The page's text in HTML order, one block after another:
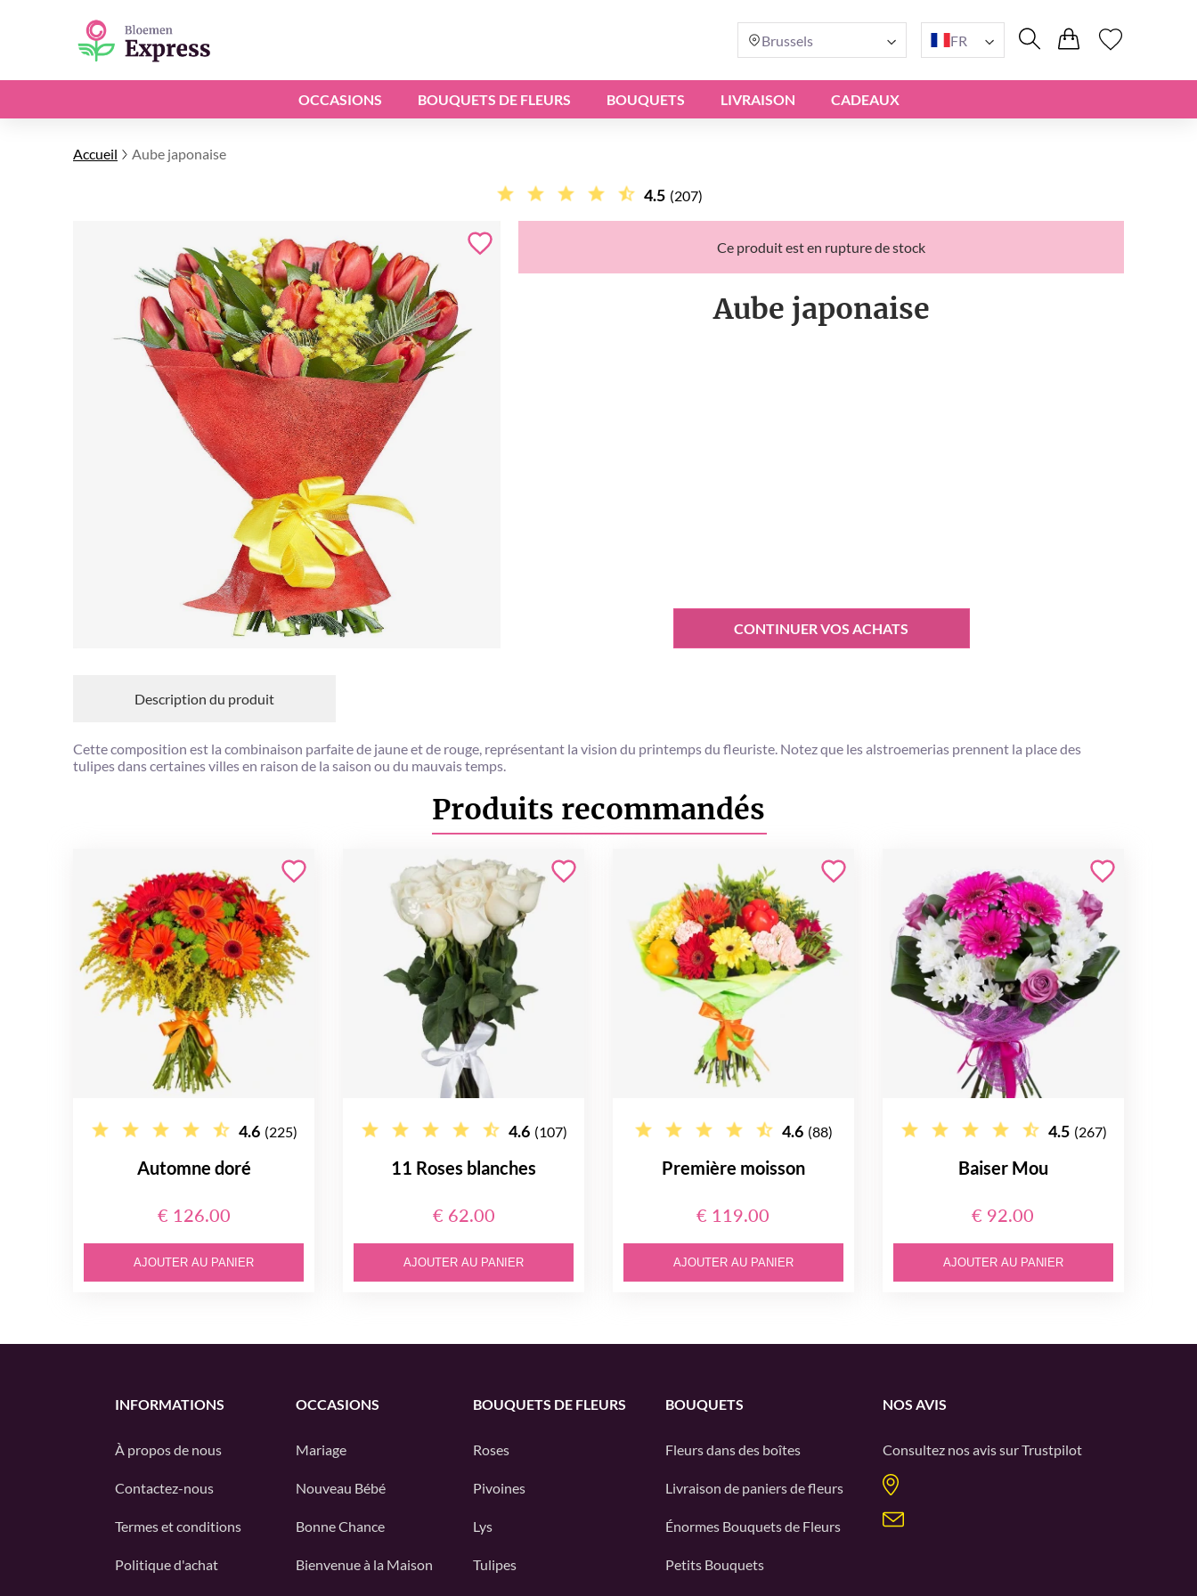
Brussels FR
OCCASIONS BOUQUETS DE FLEURS BOUQUETS LIVRAISON CADEAUX
Accueil Aube japonaise
4.5 (207)
Ce produit est en rupture de stock
Aube japonaise
CONTINUER VOS ACHATS
Description du produit
Cette composition est la combinaison parfaite de jaune et de rouge, représentant la vision du printemps du fleuriste. Notez que les alstroemerias prennent la place des
tulipes dans certaines villes en raison de la saison ou du mauvais temps.
Produits recommandés
4.6 (225)
Automne doré
€ 126.00
AJOUTER AU PANIER
4.6 (107)
11 Roses blanches
€ 62.00
AJOUTER AU PANIER
4.6 (88)
Première moisson
€ 119.00
AJOUTER AU PANIER
4.5 (267)
Baiser Mou
€ 92.00
AJOUTER AU PANIER
INFORMATIONS
À propos de nous
Contactez-nous
Termes et conditions
Politique d'achat
OCCASIONS
Mariage
Nouveau Bébé
Bonne Chance
Bienvenue à la Maison
BOUQUETS DE FLEURS
Roses
Pivoines
Lys
Tulipes
BOUQUETS
Fleurs dans des boîtes
Livraison de paniers de fleurs
Énormes Bouquets de Fleurs
Petits Bouquets
NOS AVIS
Consultez nos avis surTrustpilot